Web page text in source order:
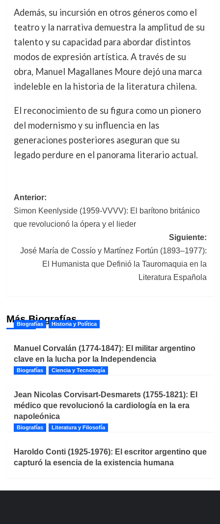
Además, su incursión en otros géneros como el
teatro y la narrativa demuestra la amplitud de su
talento y su capacidad para abordar distintos
modos de expresión artística. A través de su
obra, Manuel Magallanes Moure dejó una marca
indeleble en la historia de la literatura chilena.
El reconocimiento de su figura como un pionero
del modernismo y su influencia en las
generaciones posteriores aseguran que su
legado perdure en el panorama literario actual.
Navegación
de
entradas
Anterior:
Simon Keenlyside (1959-VVVV): El barítono británico
que revolucionó la ópera y el lieder
Siguiente:
José María de Cossío y Martínez Fortún (1893–1977):
El Humanista que Definió la Tauromaquia en la
Literatura Española
Más Biografías
Biografías Historia y Política
Manuel Corvalán (1774-1847): El militar argentino
clave en la lucha por la Independencia
Biografías Ciencia y Tecnología
Jean Nicolas Corvisart-Desmarets (1755-1821): El
médico que revolucionó la cardiología en la era
napoleónica
Biografías Literatura y Filosofía
Haroldo Conti (1925-1976): El escritor argentino que
capturó la esencia de la existencia humana